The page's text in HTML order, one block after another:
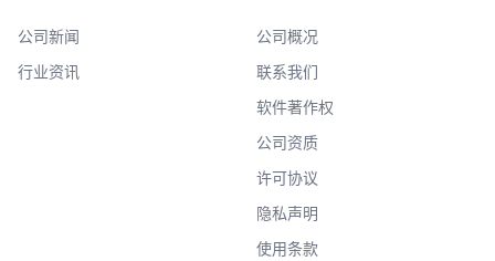
公司新闻
行业资讯
公司概况
联系我们
软件著作权
公司资质
许可协议
隐私声明
使用条款